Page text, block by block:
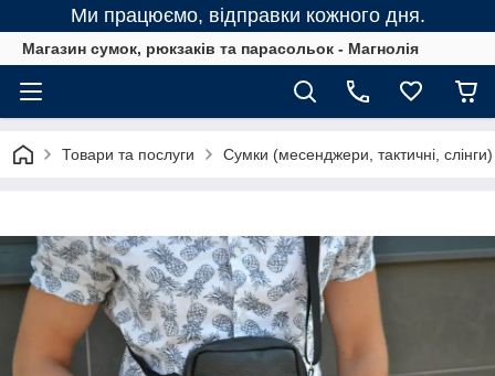
Ми працюємо, відправки кожного дня.
Магазин сумок, рюкзаків та парасольок - Магнолія
Товари та послуги Сумки (месенджери, тактичні, слінги)